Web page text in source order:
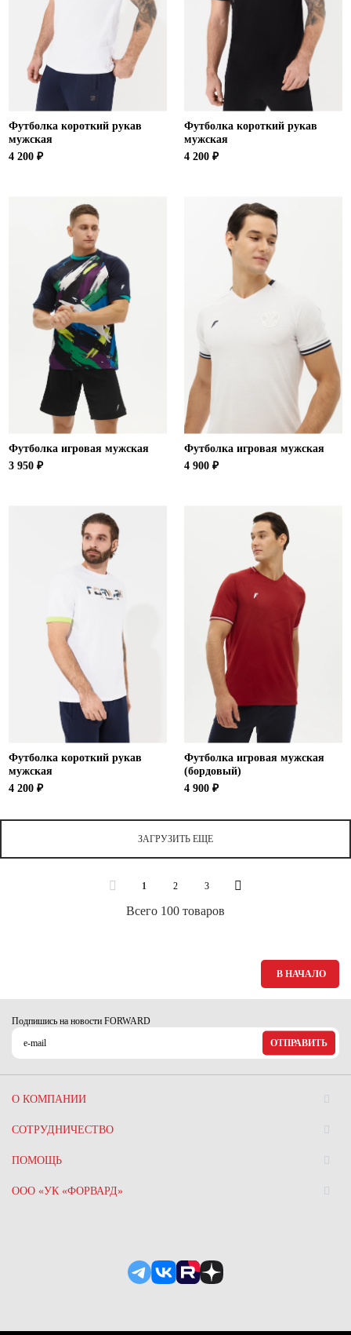
Футболка короткий рукав
мужская
4 200 ₽
Футболка короткий рукав
мужская
4 200 ₽
Футболка игровая мужская
3 950 ₽
Футболка игровая мужская
4 900 ₽
Футболка короткий рукав
мужская
4 200 ₽
Футболка игровая мужская
(бордовый)
4 900 ₽
ЗАГРУЗИТЬ ЕЩЕ
1 2 3
Всего 100 товаров
В НАЧАЛО
Подпишись на новости FORWARD
ОТПРАВИТЬ
О КОМПАНИИ
СОТРУДНИЧЕСТВО
ПОМОЩЬ
ООО «УК «ФОРВАРД»